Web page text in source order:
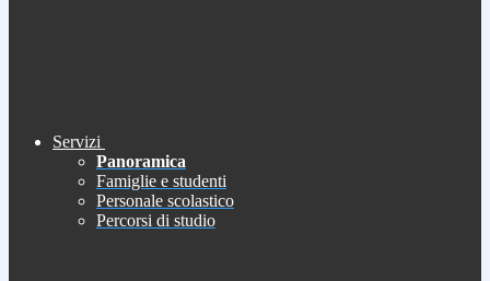
Servizi
Panoramica
Famiglie e studenti
Personale scolastico
Percorsi di studio